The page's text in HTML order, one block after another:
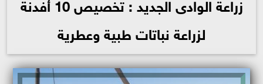
لزراعة نباتات طبية وعطرية